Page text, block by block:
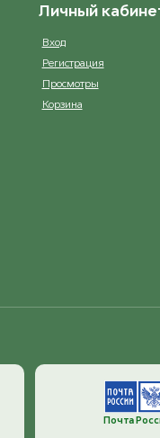
Личный
Вход
Регистрация
Просмотры
Корзина
Почта